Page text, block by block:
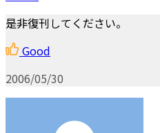
是非復刊してください。
Good
2006/05/30